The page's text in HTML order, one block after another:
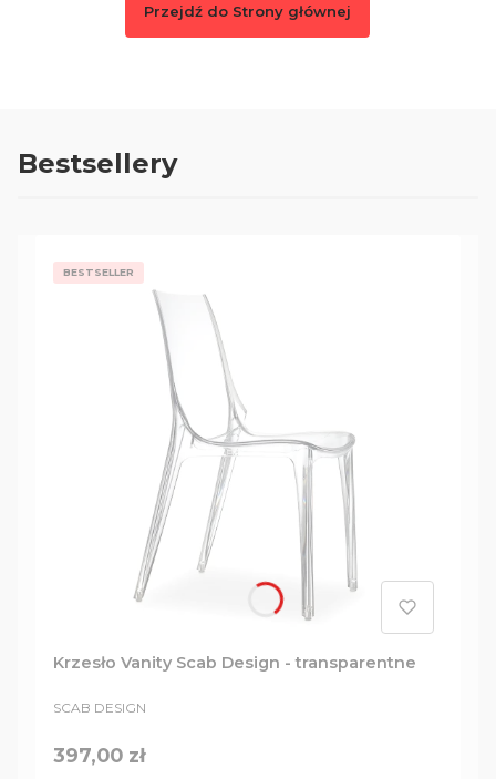
Przejdź do Strony głównej
Bestsellery
BESTSELLER
Krzesło Vanity Scab Design - transparentne
PRODUCENT
SCAB DESIGN
Cena
397,00 zł